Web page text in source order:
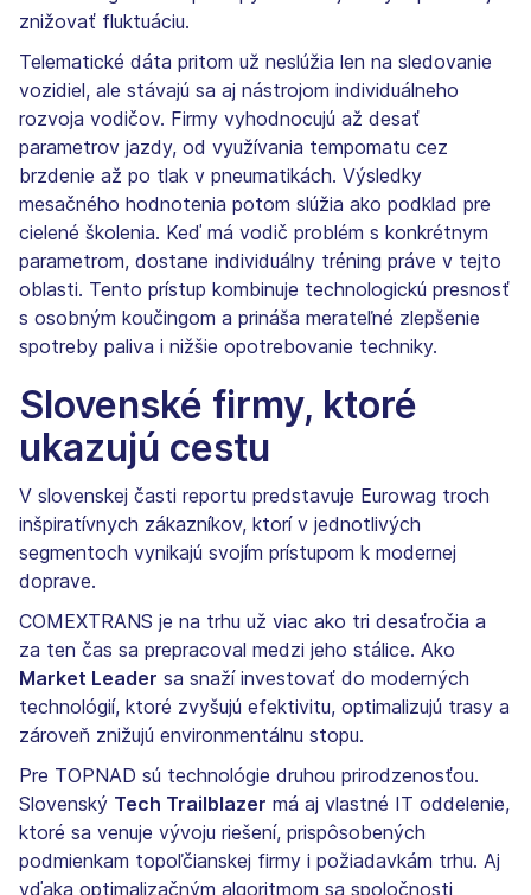
znižovať fluktuáciu.
Telematické dáta pritom už neslúžia len na sledovanie
vozidiel, ale stávajú sa aj nástrojom individuálneho
rozvoja vodičov. Firmy vyhodnocujú až desať
parametrov jazdy, od využívania tempomatu cez
brzdenie až po tlak v pneumatikách. Výsledky
mesačného hodnotenia potom slúžia ako podklad pre
cielené školenia. Keď má vodič problém s konkrétnym
parametrom, dostane individuálny tréning práve v tejto
oblasti. Tento prístup kombinuje technologickú presnosť
s osobným koučingom a prináša merateľné zlepšenie
spotreby paliva i nižšie opotrebovanie techniky.
Slovenské firmy, ktoré
ukazujú cestu
V slovenskej časti reportu predstavuje Eurowag troch
inšpiratívnych zákazníkov, ktorí v jednotlivých
segmentoch vynikajú svojím prístupom k modernej
doprave.
COMEXTRANS je na trhu už viac ako tri desaťročia a
za ten čas sa prepracoval medzi jeho stálice. Ako
Market Leader sa snaží investovať do moderných
technológií, ktoré zvyšujú efektivitu, optimalizujú trasy a
zároveň znižujú environmentálnu stopu.
Pre TOPNAD sú technológie druhou prirodzenosťou.
Slovenský Tech Trailblazer má aj vlastné IT oddelenie,
ktoré sa venuje vývoju riešení, prispôsobených
podmienkam topoľčianskej firmy i požiadavkám trhu. Aj
vďaka optimalizačným algoritmom sa spoločnosti